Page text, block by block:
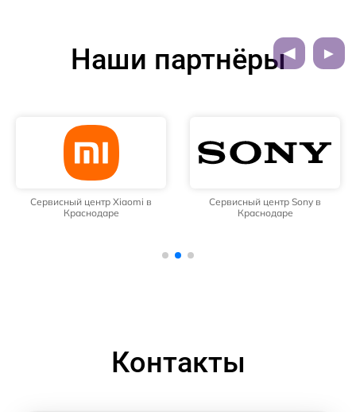
Наши партнёры
Сервисный центр Xiaomi в
Краснодаре
Сервисный центр Sony в
Краснодаре
Контакты